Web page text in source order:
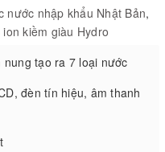
nước nhập khẩu Nhật Bản,
ion kiềm giàu Hydro
tạo ra 7 loại nước
đèn tín hiệu, âm thanh